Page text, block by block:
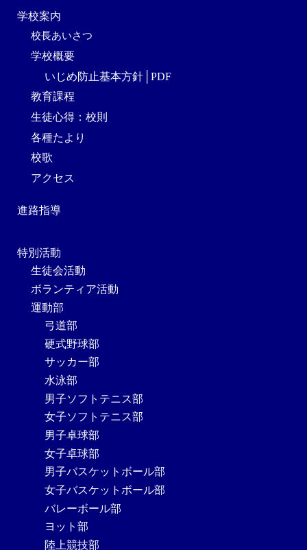
学校案内
校長あいさつ
学校概要
いじめ防止基本方針│PDF
教育課程
生徒心得：校則
各種たより
校歌
アクセス
進路指導
特別活動
生徒会活動
ボランティア活動
運動部
弓道部
硬式野球部
サッカー部
水泳部
男子ソフトテニス部
女子ソフトテニス部
男子卓球部
女子卓球部
男子バスケットボール部
女子バスケットボール部
バレーボール部
ヨット部
陸上競技部